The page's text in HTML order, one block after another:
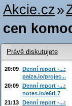
Akcie.cz»
cen
Právě diskutujete
20:09 Denní report -...:
paiza.io/projec...
20:09 Denní report -...:
notes.io/e6rL7
21:13 Denní report -...: